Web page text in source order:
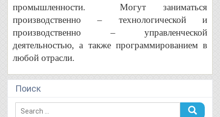
промышленности. Могут заниматься
производственно – технологической и
производственно – управленческой
деятельностью, а также программированием в
любой отрасли.
Поиск